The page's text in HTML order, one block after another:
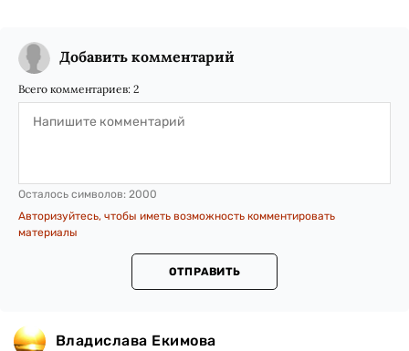
Добавить комментарий
Всего комментариев: 2
Осталось символов: 2000
Авторизуйтесь, чтобы иметь возможность комментировать
материалы
ОТПРАВИТЬ
Владислава Екимова